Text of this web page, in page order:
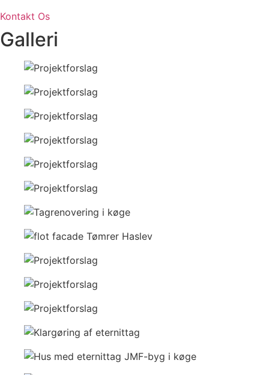
Kontakt Os
Galleri